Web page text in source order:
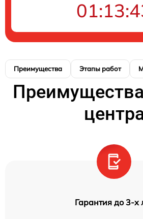
Преимущества Этапы работ
Гарантия до 3-х